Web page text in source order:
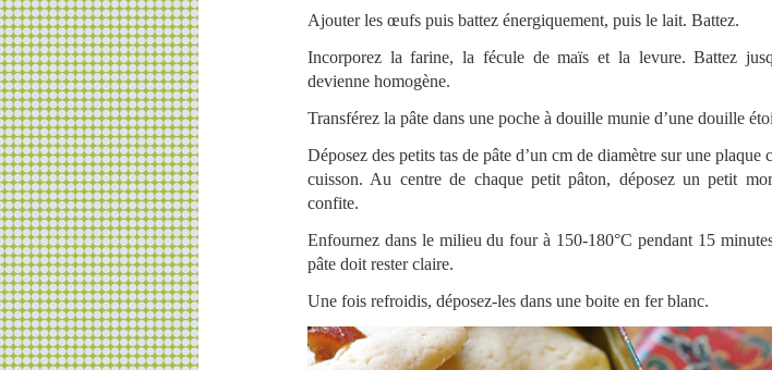
Ajouter les œufs puis battez énergiquement, puis le lait. Battez.
Incorporez la farine, la fécule de maïs et la levure. Battez
devienne homogène.
Transférez la pâte dans une poche à douille munie d’une douille
Déposez des petits tas de pâte d’un cm de diamètre sur une plaque
cuisson. Au centre de chaque petit pâton, déposez un petit
confite.
Enfournez dans le milieu du four à 150-180°C pendant 15
pâte doit rester claire.
Une fois refroidis, déposez-les dans une boite en fer blanc.